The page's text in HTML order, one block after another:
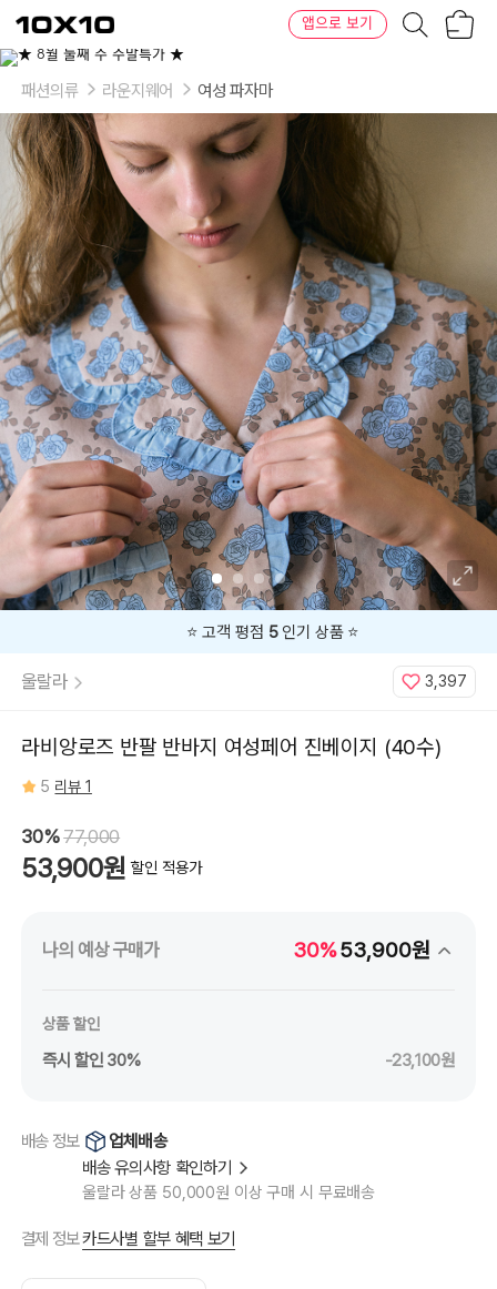
텐
바
텐
앱으로 보기
이
상
션
사
이
즈:
FREE
패션의류 라운지웨어 여성 파자마
⭐️ 고객 평점5인기 상품 ⭐️
울랄라 3,397
라비앙로즈 반팔 반바지 여성페어 진베이지 (40수)
5 리뷰 1
30%77,000
53,900원 할인 적용가
나의 예상 구매가 30%53,900원
상품 할인
즉시 할인 30% -23,100원
배송 정보
업체배송
배송 유의사항 확인하기
울랄라 상품 50,000원 이상 구매 시 무료배송
결제 정보카드사별 할부 혜택 보기